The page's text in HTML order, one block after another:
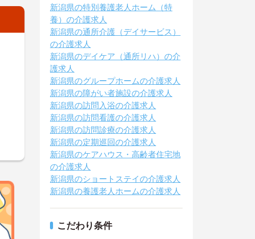
新潟県の特別養護老人ホーム（特
養）の介護求人
新潟県の通所介護（デイサービス）
の介護求人
新潟県のデイケア（通所リハ）の介
護求人
新潟県のグループホームの介護求人
新潟県の障がい者施設の介護求人
新潟県の訪問入浴の介護求人
新潟県の訪問看護の介護求人
新潟県の訪問診療の介護求人
新潟県の定期巡回の介護求人
新潟県のケアハウス・高齢者住宅地
の介護求人
新潟県のショートステイの介護求人
新潟県の養護老人ホームの介護求人
こだわり条件